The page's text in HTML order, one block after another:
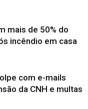
mais de 50% do
incêndio em casa
com e-mails
da CNH e multas